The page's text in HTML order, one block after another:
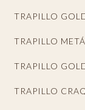
TRAPILLO
TRAPILLO
TRAPILLO
TRAPILLO